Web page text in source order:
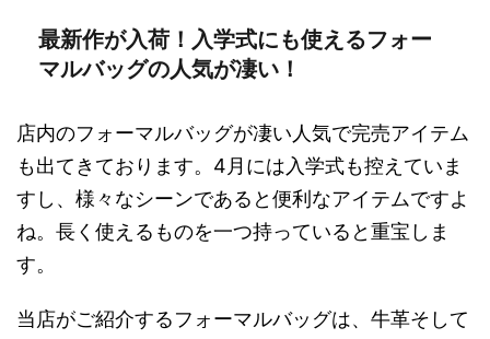
最新作が入荷！入学式にも使えるフォー
マルバッグの人気が凄い！
店内のフォーマルバッグが凄い人気で完売アイテム
も出てきております。4月には入学式も控えていま
すし、様々なシーンであると便利なアイテムですよ
ね。長く使えるものを一つ持っていると重宝しま
す。
当店がご紹介するフォーマルバッグは、牛革そして